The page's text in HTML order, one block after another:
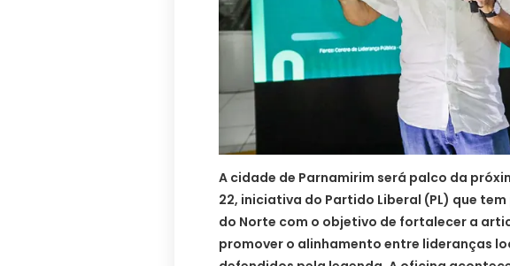
A cidade de Parnamirim será palco da
22, iniciativa do Partido Liberal (PL) que
do Norte com o objetivo de fortalecer a
promover o alinhamento entre lideranças